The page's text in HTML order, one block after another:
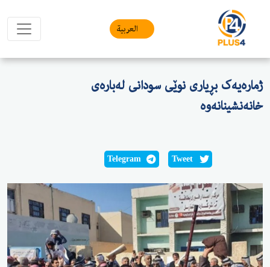
العربیة
ژمارەیەک بڕیاری نوێی سودانی لەبارەی
خانەنشینانەوە
Tweet
Telegram